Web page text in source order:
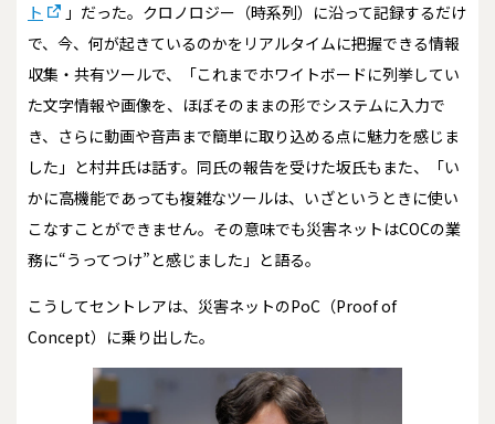
ト
」だった。クロノロジー（時系列）に沿って記録するだけ
で、今、何が起きているのかをリアルタイムに把握できる情報
収集・共有ツールで、「これまでホワイトボードに列挙してい
た文字情報や画像を、ほぼそのままの形でシステムに入力で
き、さらに動画や音声まで簡単に取り込める点に魅力を感じま
した」と村井氏は話す。同氏の報告を受けた坂氏もまた、「い
かに高機能であっても複雑なツールは、いざというときに使い
こなすことができません。その意味でも災害ネットはCOCの業
務に“うってつけ”と感じました」と語る。
こうしてセントレアは、災害ネットのPoC（Proof of
Concept）に乗り出した。